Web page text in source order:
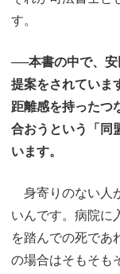
す。
──本書の中で、安
提案をされていま
距離感を持ったつ
合おうという「同
います。
身寄りのない人
いんです。病院に
を踏んでの死であ
の場合はそもそも